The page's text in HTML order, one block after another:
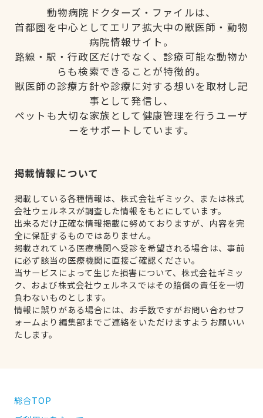
動物病院ドクターズ・ファイルは、
首都圏を中心としてエリア拡大中の獣医師・動物
病院情報サイト。
路線・駅・行政区だけでなく、診療可能な動物か
らも検索できることが特徴的。
獣医師の診療方針や診療に対する想いを取材し記
事として発信し、
ペットも大切な家族として健康管理を行うユーザ
ーをサポートしています。
掲載情報について
掲載している各種情報は、株式会社ギミック、または株式
会社ウェルネスが調査した情報をもとにしています。
出来るだけ正確な情報掲載に努めておりますが、内容を完
全に保証するものではありません。
掲載されている医療機関へ受診を希望される場合は、事前
に必ず該当の医療機関に直接ご確認ください。
当サービスによって生じた損害について、株式会社ギミッ
ク、および株式会社ウェルネスではその賠償の責任を一切
負わないものとします。
情報に誤りがある場合には、お手数ですがお問い合わせフ
ォームより編集部までご連絡をいただけますようお願いい
たします。
総合TOP